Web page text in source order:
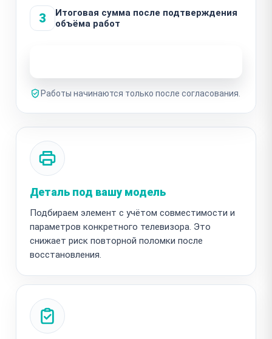
3
Итоговая сумма после подтверждения
объёма работ
Работы начинаются только после согласования.
Деталь под вашу модель
Подбираем элемент с учётом совместимости и
параметров конкретного телевизора. Это
снижает риск повторной поломки после
восстановления.